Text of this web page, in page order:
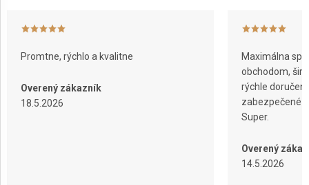
Promtne, rýchlo a kvalitne
Overený zákazník
18.5.2026
Maximálna
obchodom,
rýchle
zabezpečené
Super.
Overený
14.5.2026